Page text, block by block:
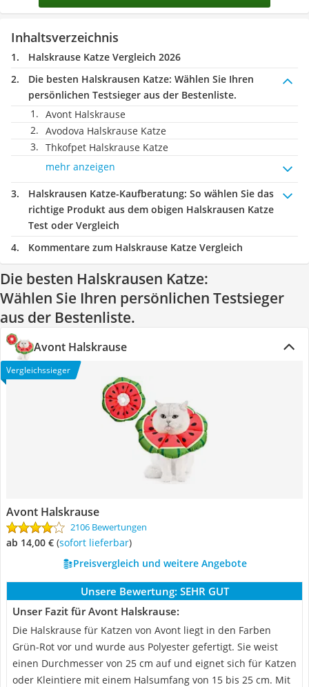
Inhaltsverzeichnis
Halskrause Katze Vergleich 2026
Die besten Halskrausen Katze: Wählen Sie Ihren
persönlichen Testsieger aus der Bestenliste.
Avont Halskrause
Avodova Halskrause Katze
Thkofpet Halskrause Katze
mehr anzeigen
Halskrausen Katze-Kaufberatung: So wählen Sie das
richtige Produkt aus dem obigen Halskrausen Katze
Test oder Vergleich
Kommentare zum Halskrause Katze Vergleich
Die besten Halskrausen Katze:
Wählen Sie Ihren persönlichen Testsieger
aus der Bestenliste.
Avont Halskrause
Vergleichssieger
Avont Halskrause
2106 Bewertungen
ab 14,00 € ( Sofort lieferbar)
Preisvergleich und weitere Angebote
Unsere Bewertung: SEHR GUT
Unser Fazit für Avont Halskrause:
Die Halskrause für Katzen von Avont liegt in den Farben
Grün-Rot vor und wurde aus Polyester gefertigt. Sie weist
einen Durchmesser von 25 cm auf und eignet sich für Katzen
oder Kleintiere mit einem Halsumfang von 15 bis 25 cm. Mit